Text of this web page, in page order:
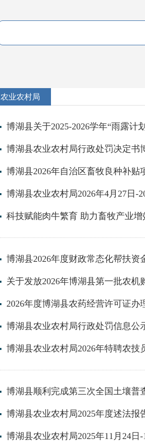
农业农村局
博湖县农业农村局行政处罚决定书
博湖县2026年自治区畜牧良种补贴
科技赋能肉牛繁育 助力畜牧产业增
博湖县2026年度财政常态化帮扶资
关于发放2026年博湖县第一批农机
2026年度博湖县农药经营许可证办
博湖县农业农村局行政处罚信息公
博湖县农业农村局2026年特聘农技
博湖县顺利完成第三次全国土壤普
博湖县农业农村局2025年度述法报